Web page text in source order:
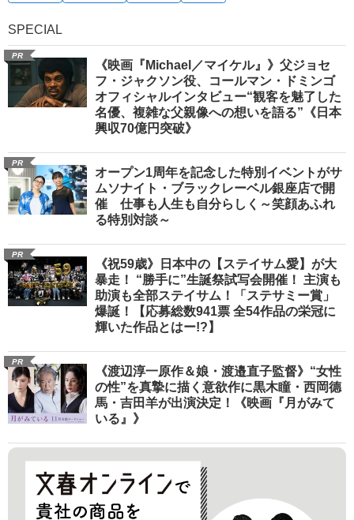
SPECIAL
PR
《映画『Michael／マイケル』》父ジョセ
フ・ジャクソン役、コールマン・ドミンゴ
オフィシャルインタビュー“観客を魅了した
名優、複雑な父親像への想いを語る”《日本
興収70億円突破》
PR
オープン1周年を記念した特別イベントがサ
ムソナイト・ブラックレーベル銀座店で開
催 仕事も人生も自分らしく～笑顔あふれ
る特別対談～
PR
《祝59歳》日本中の【ステイサム愛】が大
暴走！ “勝手に”生誕祭試写会開催！ 主演も
助演も全部ステイサム！「ステサミー賞」
爆誕！【応募総数941票 全54作品の栄冠に
輝いた作品とはー!?】
PR
《渡辺淳一原作＆娘・渡邉直子監督》“女性
の性”を真摯に描く意欲作に黒木瞳・西岡德
馬・吉田羊が出演決定！《映画『月がみて
いる』》